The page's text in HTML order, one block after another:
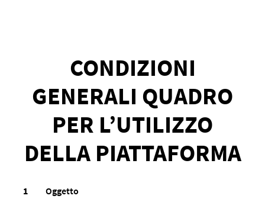
CONDIZIONI
GENERALI QUADRO
PER L’UTILIZZO
DELLA PIATTAFORMA
Oggetto